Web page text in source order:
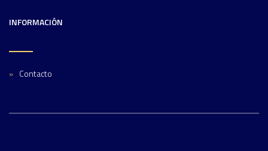
INFORMACIÓN
Contacto